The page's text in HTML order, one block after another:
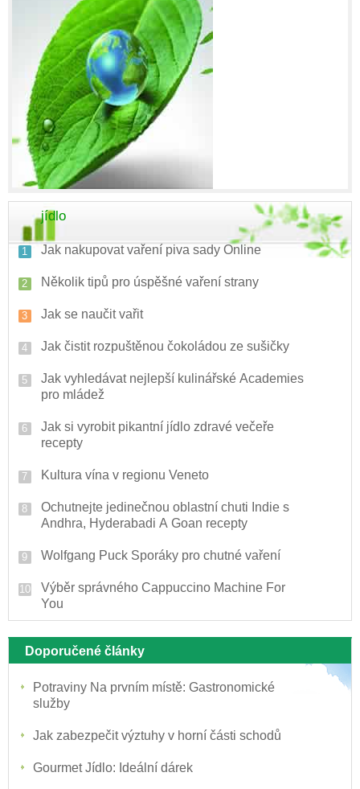
jídlo
Jak nakupovat vaření piva sady Online
Několik tipů pro úspěšné vaření strany
Jak se naučit vařit
Jak čistit rozpuštěnou čokoládou ze sušičky
Jak vyhledávat nejlepší kulinářské Academies
pro mládež
Jak si vyrobit pikantní jídlo zdravé večeře
recepty
Kultura vína v regionu Veneto
Ochutnejte jedinečnou oblastní chuti Indie s
Andhra, Hyderabadi A Goan recepty
Wolfgang Puck Sporáky pro chutné vaření
Výběr správného Cappuccino Machine For
You
Doporučené články
Potraviny Na prvním místě: Gastronomické
služby
Jak zabezpečit výztuhy v horní části schodů
Gourmet Jídlo: Ideální dárek